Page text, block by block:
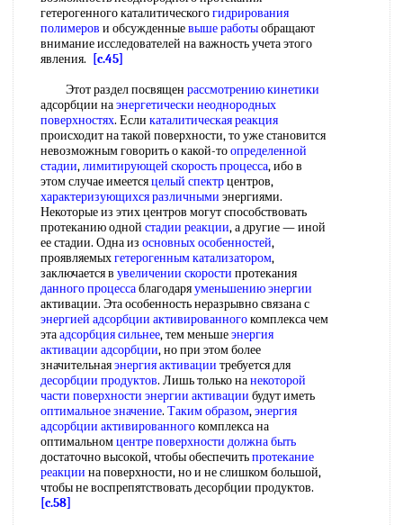
гетерогенного каталитическогогидрирования
полимеров и обсужденныевыше работыобращают
внимание исследователей на важность учета этого
явления.
[c.45]
Этот раздел посвящен рассмотрению кинетики
адсорбции наэнергетически неоднородных
поверхностях. Если каталитическая реакция
происходит на такой поверхности, то уже становится
невозможным говорить о какой-тоопределенной
стадии,лимитирующей скорость процесса, ибо в
этом случае имеетсяцелый спектрцентров,
характеризующихся различными энергиями.
Некоторые из этих центров могут способствовать
протеканию одной стадии реакции, а другие — иной
ее стадии. Одна из основных особенностей,
проявляемыхгетерогенным катализатором,
заключается в увеличении скорости протекания
данного процессаблагодаряуменьшению энергии
активации. Эта особенность неразрывно связана с
энергией адсорбции активированногокомплекса чем
этаадсорбция сильнее, тем меньшеэнергия
активации адсорбции, но при этом более
значительнаяэнергия активации требуется для
десорбции продуктов. Лишь только нанекоторой
части поверхности энергии активации будут иметь
оптимальное значение. Таким образом,энергия
адсорбции активированногокомплекса на
оптимальномцентре поверхности должна быть
достаточно высокой, чтобы обеспечитьпротекание
реакции на поверхности, но и не слишком большой,
чтобы не воспрепятствовать десорбции продуктов.
[c.58]